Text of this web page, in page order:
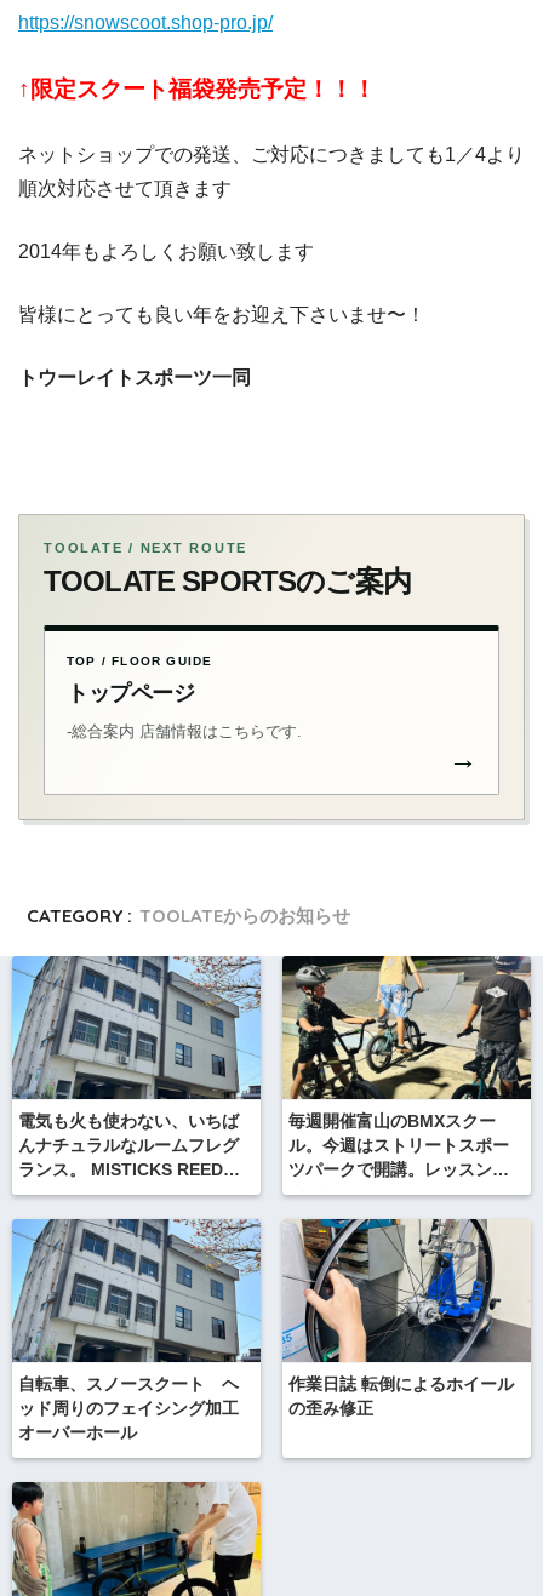
https://snowscoot.shop-pro.jp/
↑限定スクート福袋発売予定！！！
ネットショップでの発送、ご対応につきましても1／4より
順次対応させて頂きます
2014年もよろしくお願い致します
皆様にとっても良い年をお迎え下さいませ〜！
トウーレイトスポーツ一同
TOOLATE / NEXT ROUTE
TOOLATE SPORTSのご案内
TOP / FLOOR GUIDE
トップページ
-総合案内 店舗情報はこちらです.
→
CATEGORY : TOOLATEからのお知らせ
電気も火も使わない、いちば
んナチュラルなルームフレグ
ランス。 MISTICKS REED
DIFFUSER ミスティックス
リードディフューザー
毎週開催富山のBMXスクー
ル。今週はストリートスポー
ツパークで開講。レッスンお
疲れ様でした！
自転車、スノースクート ヘ
ッド周りのフェイシング加工
オーバーホール
作業日誌 転倒によるホイール
の歪み修正